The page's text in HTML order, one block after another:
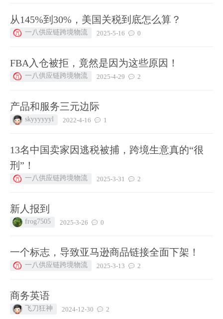
从145%到30%，美国关税到底怎么算？
一八供应链跨境物流 2025-5-16 0
FBA入仓被拒，竟然是因为这些原因！
一八供应链跨境物流 2025-4-29 2
产品和服务三元边际
skyyyyyyl 2022-4-16 1
13名中国卖家因逃税被捕，跨境生意真的“很
刑”！
一八供应链跨境物流 2025-3-31 2
新人报到
frog7505 2025-3-26 0
一个标志，导致亚马逊商品链接全面下架！
一八供应链跨境物流 2025-3-13 2
商务英语
飞刀狂神 2024-12-30 2